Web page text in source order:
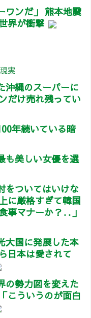
ワンだ」 熊本地震
界が衝撃
実
沖縄のスーパーに
だけ売れ残ってい
年続いている暗
も美しい女優を選
をついてはいけな
に厳格すぎて韓国
事マナーか？‥」
大国に発展した本
日本は愛されて
の勢力図を変えた
こういうのが面白